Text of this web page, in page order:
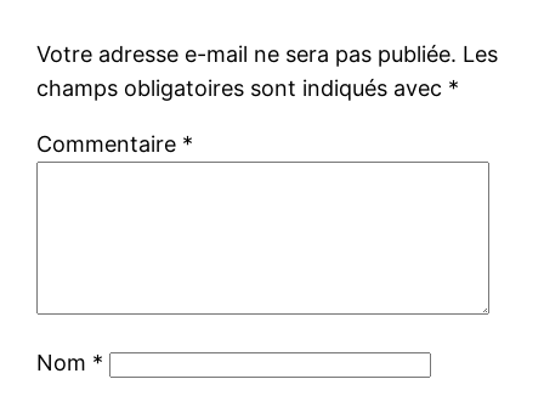
Votre adresse e-mail ne sera pas publiée. Les
champs obligatoires sont indiqués avec *
Commentaire *
Nom *